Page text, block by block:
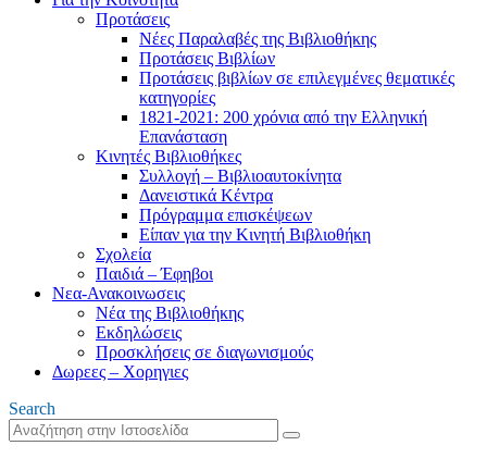
Προτάσεις
Νέες Παραλαβές της Βιβλιοθήκης
Προτάσεις Βιβλίων
Προτάσεις βιβλίων σε επιλεγμένες θεματικές
κατηγορίες
1821-2021: 200 χρόνια από την Ελληνική
Επανάσταση
Κινητές Βιβλιοθήκες
Συλλογή – Βιβλιοαυτοκίνητα
Δανειστικά Κέντρα
Πρόγραμμα επισκέψεων
Είπαν για την Κινητή Βιβλιοθήκη
Σχολεία
Παιδιά – Έφηβοι
Νεα-Ανακοινωσεις
Νέα της Βιβλιοθήκης
Εκδηλώσεις
Προσκλήσεις σε διαγωνισμούς
Δωρεες – Χορηγιες
Search